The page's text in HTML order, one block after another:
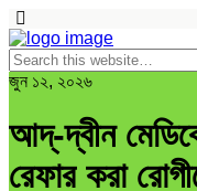
জুন ১২, ২০২৬
আদ্-দ্বীন
রেফার করা